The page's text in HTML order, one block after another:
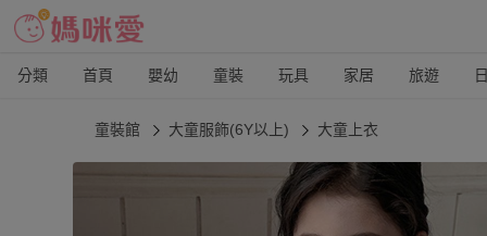
分類 首頁 嬰幼 童裝 玩具 家居 旅遊
童裝館 大童服飾(6Y以上) 大童上衣